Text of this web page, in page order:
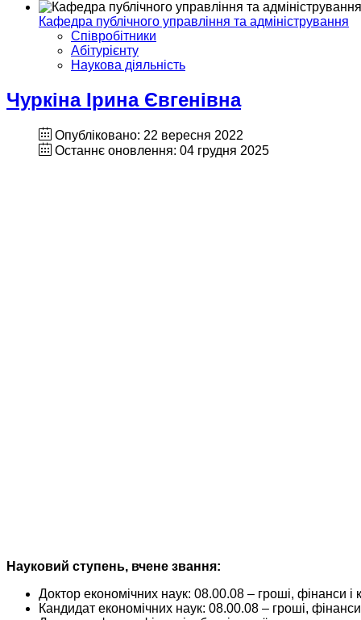
Кафедра публічного управління та адміністрування
Співробітники
Абітурієнту
Наукова діяльність
Чуркіна Ірина Євгенівна
Опубліковано: 22 вересня 2022
Останнє оновлення: 04 грудня 2025
Науковий ступень, вчене звання:
Доктор економічних наук: 08.00.08 – гроші, фінанси і
Кандидат економічних наук: 08.00.08 – гроші,